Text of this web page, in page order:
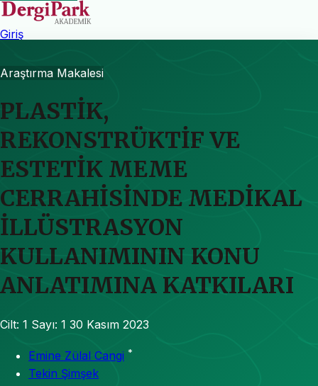
Giriş
Araştırma Makalesi
PLASTİK,
REKONSTRÜKTİF VE
ESTETİK MEME
CERRAHİSİNDE MEDİKAL
İLLÜSTRASYON
KULLANIMININ KONU
ANLATIMINA KATKILARI
Cilt: 1 Sayı: 1 30 Kasım 2023
Emine Zülal Cangi *
Tekin Şimşek